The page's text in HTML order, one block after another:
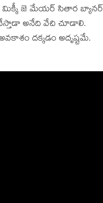
మిక్కీ జె మేయర్ సితార బ్యానర్
అనేది వేచి చూడాలి.
దక్కడం అదృష్టమే.